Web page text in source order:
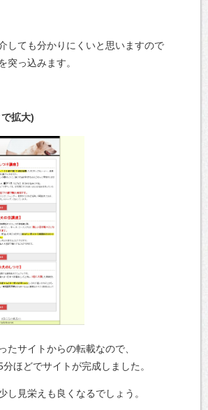
しても分かりにくいと思いますので
突っ込みます。
拡大)
たサイトからの転載なので、
ほどでサイトが完成しました。
し見栄えも良くなるでしょう。